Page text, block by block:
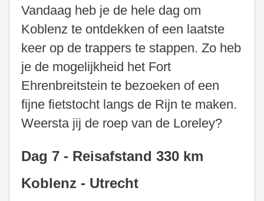
Vandaag heb je de hele dag om
Koblenz te ontdekken of een laatste
keer op de trappers te stappen. Zo heb
je de mogelijkheid het Fort
Ehrenbreitstein te bezoeken of een
fijne fietstocht langs de Rijn te maken.
Weersta jij de roep van de Loreley?
Dag 7 - Reisafstand 330 km
Koblenz - Utrecht